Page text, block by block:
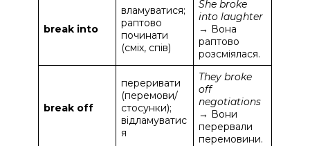
break into
вламуватися;
раптово
починати
(сміх, спів)
She broke
into laughter
→ Вона
раптово
розсміялася.
break off
переривати
(перемови/
стосунки);
відламуватис
я
They broke
off
negotiations
→ Вони
перервали
перемовини.